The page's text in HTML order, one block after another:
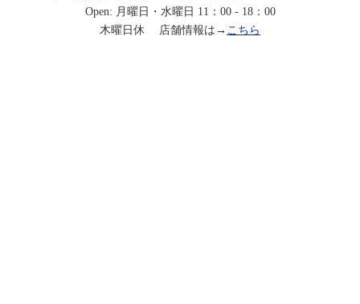
Open: 月曜日・水曜日 11：00 - 18：00
木曜日休 店舗情報は→ こちら